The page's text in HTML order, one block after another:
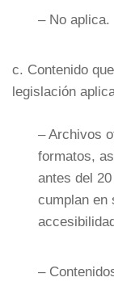
– No aplica.
c. Contenido
legislación
– Archivos
formatos,
antes del
cumplan en
–